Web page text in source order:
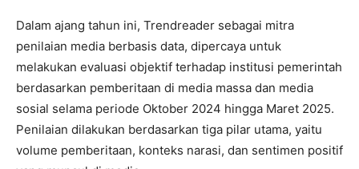
Dalam ajang tahun ini, Trendreader sebagai mitra
penilaian media berbasis data, dipercaya untuk
melakukan evaluasi objektif terhadap institusi pemerintah
berdasarkan pemberitaan di media massa dan media
sosial selama periode Oktober 2024 hingga Maret 2025.
Penilaian dilakukan berdasarkan tiga pilar utama, yaitu
volume pemberitaan, konteks narasi, dan sentimen positif